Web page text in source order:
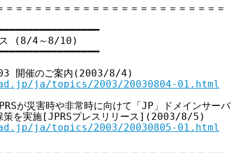
＝＝＝＝＝＝＝＝＝＝＝＝＝＝＝＝＝＝＝＝＝＝＝
ス (8/4～8/10)
開催のご案内(2003/8/4)
ja/topics/2003/20030804-01.html
が災害時や非常時に向けて「JP」ドメインサーバ
策を実施[JPRSプレスリリース](2003/8/5)
ja/topics/2003/20030805-01.html